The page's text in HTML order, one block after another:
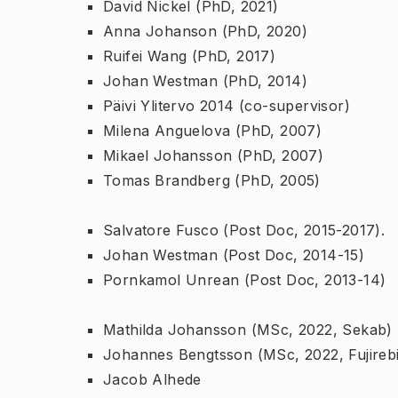
David Nickel (PhD, 2021)
Anna Johanson (PhD, 2020)
Ruifei Wang (PhD, 2017)
Johan Westman (PhD, 2014)
Päivi Ylitervo 2014 (co-supervisor)
Milena Anguelova (PhD, 2007)
Mikael Johansson (PhD, 2007)
Tomas Brandberg (PhD, 2005)
Salvatore Fusco (Post Doc, 2015-2017).
Johan Westman (Post Doc, 2014-15)
Pornkamol Unrean (Post Doc, 2013-14)
Mathilda Johansson (MSc, 2022, Sekab)
Johannes Bengtsson (MSc, 2022,
Jacob Alhede